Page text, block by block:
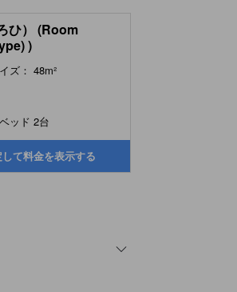
ひ） (Room
)
ズ： 48m²
ッド 2台
て料金を表示する